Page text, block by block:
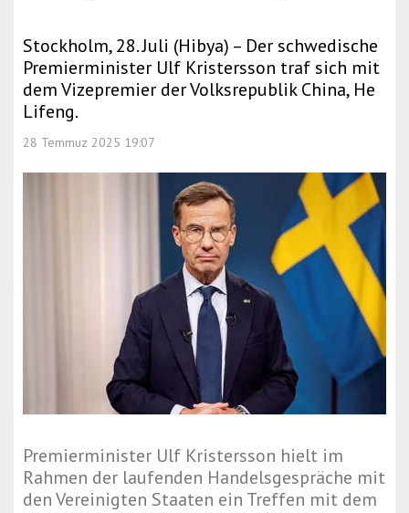
Stockholm, 28. Juli (Hibya) – Der schwedische
Premierminister Ulf Kristersson traf sich mit
dem Vizepremier der Volksrepublik China, He
Lifeng.
28 Temmuz 2025 19:07
Premierminister Ulf Kristersson hielt im
Rahmen der laufenden Handelsgespräche mit
den Vereinigten Staaten ein Treffen mit dem